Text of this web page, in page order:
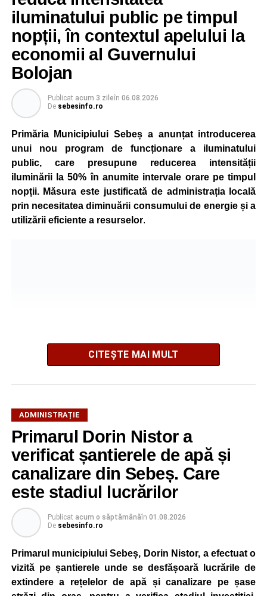
iluminatului public pe timpul
nopții, în contextul apelului la
economii al Guvernului
Bolojan
Publicat acum 3 zileîn 06.08.2026
De sebesinfo.ro
Primăria Municipiului Sebeș a anunțat introducerea
unui nou program de funcționare a iluminatului
public, care presupune reducerea intensității
iluminării la 50% în anumite intervale orare pe timpul
nopții. Măsura este justificată de administrația locală
prin necesitatea diminuării consumului de energie și a
utilizării eficiente a resurselor.
Potrivit autorităților locale, sistemul de iluminat public este
gestionat printr-un program automatizat de telegestiune,
care reglează intensitatea luminii în funcție de orele
exacte de apus și răsărit ale soarelui. Chiar dacă nivelul
de iluminare va fi redus în anumite intervale, iluminatul
stradal va rămâne funcțional pe întreaga durată a nopții.
Reprezentanții Primăriei Sebeș precizează că măsura nu
va afecta siguranța traficului rutier și pietonal, iar
vizibilitatea pe străzile municipiului va fi menținută la un
nivel corespunzător.
Administrația locală subliniază că decizia are caracter
temporar și este adoptată în contextul actualei situații
CITEȘTE MAI MULT
ADMINISTRAȚIE
Primarul Dorin Nistor a
verificat șantierele de apă și
canalizare din Sebeș. Care
este stadiul lucrărilor
Publicat acum o săptămânăîn 01.08.2026
De sebesinfo.ro
Primarul municipiului Sebeș, Dorin Nistor, a efectuat o
vizită pe șantierele unde se desfășoară lucrările de
extindere a rețelelor de apă și canalizare pe șase